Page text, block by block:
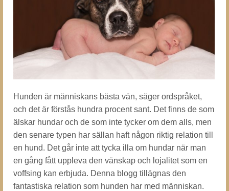
Hunden är människans bästa vän, säger ordspråket,
och det är förstås hundra procent sant. Det finns de som
älskar hundar och de som inte tycker om dem alls, men
den senare typen har sällan haft någon riktig relation till
en hund. Det går inte att tycka illa om hundar när man
en gång fått uppleva den vänskap och lojalitet som en
voffsing kan erbjuda. Denna blogg tillägnas den
fantastiska relation som hunden har med människan.